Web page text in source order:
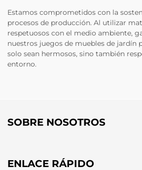
Estamos comprometidos con la
procesos de producción. Al utilizar
respetuosos con el medio ambiente,
nuestros juegos de muebles de jardín
solo sean hermosos, sino también
entorno.
SOBRE NOSOTROS
ENLACE RÁPIDO